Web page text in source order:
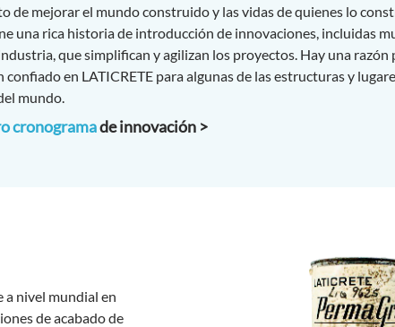
de mejorar el mundo construido y las vidas de quienes lo
una rica historia de introducción de innovaciones, incluidas
que simplifican y agilizan los proyectos. Hay una razón
en LATICRETE para algunas de las estructuras y
mundo.
cronogramade innovación >
a nivel mundial en
de acabado de